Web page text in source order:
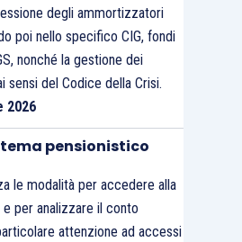
degli ammortizzatori
poi nello specifico CIG, fondi
nonché la gestione dei
sensi del Codice della Crisi.
2026
pensionistico
le modalità per accedere alla
per analizzare il conto
attenzione ad accessi